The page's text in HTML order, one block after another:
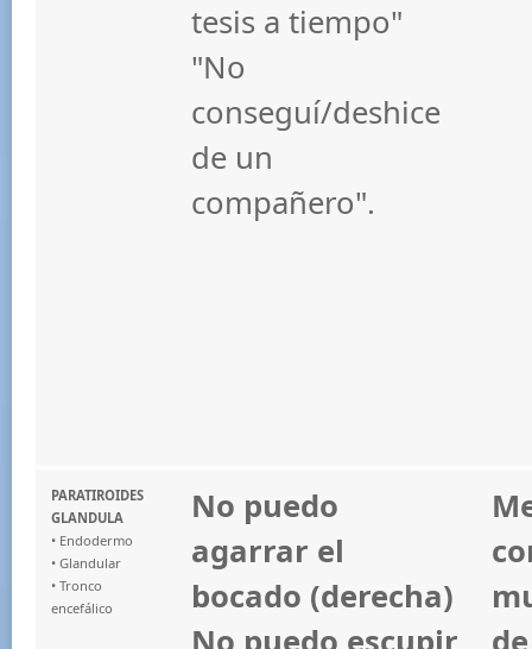
tesis a tiempo"
"No
conseguí/deshice
de un
compañero".
PARATIROIDES
GLANDULA
• Endodermo
• Glandular
• Tronco
encefálico
No puedo
agarrar el
bocado (derecha)